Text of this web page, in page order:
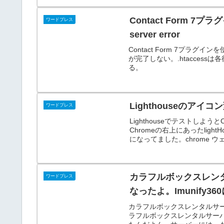
ワードプレス
Contact Form 7プラ
server error
Contact Form 7プラグインを
が完了しない。.htaccessは
る。
ワードプレス Lighthouseのアイコ
Lighthouseでテストしようと
Chromeの右上にあった
になってました。chrome ウ
ワードプレス
カラフルボックスレン
なったよ。Imunify360
カラフルボックスレンタルサ
ラフルボックスレンタルサー